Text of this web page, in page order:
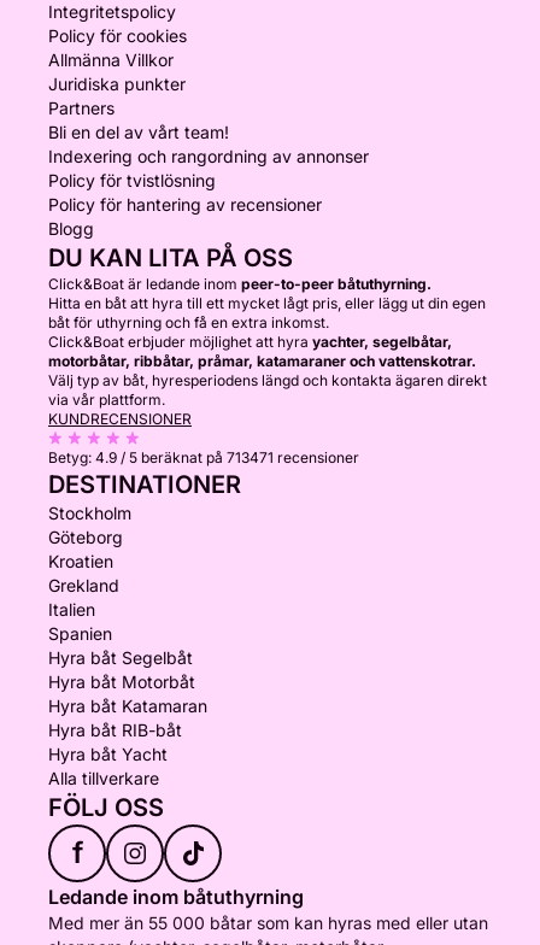
Integritetspolicy
Policy för cookies
Allmänna Villkor
Juridiska punkter
Partners
Bli en del av vårt team!
Indexering och rangordning av annonser
Policy för tvistlösning
Policy för hantering av recensioner
Blogg
DU KAN LITA PÅ OSS
Click&Boat är ledande inom peer-to-peer båtuthyrning.
Hitta en båt att hyra till ett mycket lågt pris, eller lägg ut din egen
båt för uthyrning och få en extra inkomst.
Click&Boat erbjuder möjlighet att hyra yachter, segelbåtar,
motorbåtar, ribbåtar, pråmar, katamaraner och vattenskotrar.
Välj typ av båt, hyresperiodens längd och kontakta ägaren direkt
via vår plattform.
KUNDRECENSIONER
Betyg: 4.9 / 5 beräknat på 713471 recensioner
DESTINATIONER
Stockholm
Göteborg
Kroatien
Grekland
Italien
Spanien
Hyra båt Segelbåt
Hyra båt Motorbåt
Hyra båt Katamaran
Hyra båt RIB-båt
Hyra båt Yacht
Alla tillverkare
FÖLJ OSS
f
Ledande inom båtuthyrning
Med mer än 55 000 båtar som kan hyras med eller utan